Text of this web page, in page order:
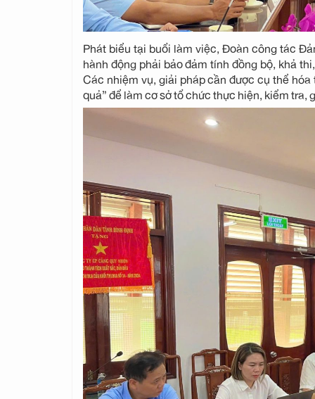
Phát biểu tại buổi làm việc, Đoàn công tác
hành động phải bảo đảm tính đồng bộ, khả
Các nhiệm vụ, giải pháp cần được cụ thể
quả” để làm cơ sở tổ chức thực hiện, kiểm tra,